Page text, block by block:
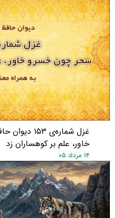
غزل شماره‌ی
خاور، علم بر کوهساران زد
۱۴ مرداد ۰۵